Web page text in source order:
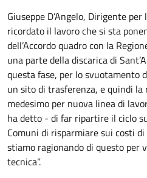
Giuseppe D’Angelo, Dirigente
ricordato il lavoro che si sta
dell’Accordo quadro con la
una parte della discarica di
questa fase, per lo svuotamento
un sito di trasferenza, e quindi
medesimo per nuova linea di
ha detto - di far ripartire il ciclo
Comuni di risparmiare sui costi
stiamo ragionando di questo per
tecnica”.